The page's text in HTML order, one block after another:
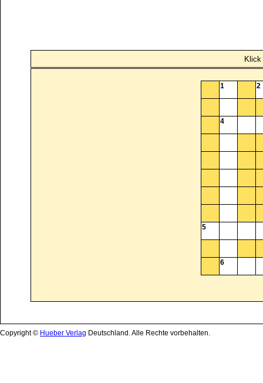
Copyright © Hueber Verlag Deutschland. Alle Rechte vorbehalten.